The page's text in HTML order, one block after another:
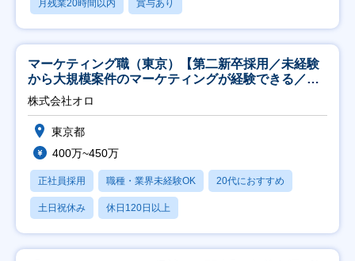
月残業20時間以内 賞与あり
マーケティング職（東京）【第二新卒採用／未経験
から大規模案件のマーケティングが経験できる／研
修充実】
株式会社オロ
東京都
400万~450万
正社員採用 職種・業界未経験OK 20代におすすめ
土日祝休み 休日120日以上